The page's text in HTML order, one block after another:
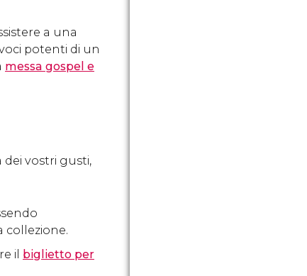
a una
potenti di un
messa gospel e
vostri gusti,
collezione.
il biglietto per